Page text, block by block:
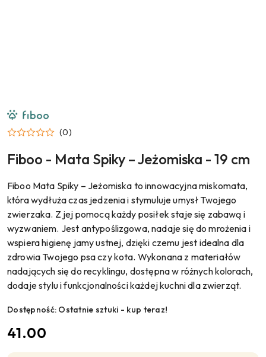
NAZWA
PRODUCENTA:
FIBOO
(0)
Fiboo - Mata Spiky – Jeżomiska - 19 cm
Fiboo Mata Spiky – Jeżomiska to innowacyjna miskomata,
która wydłuża czas jedzenia i stymuluje umysł Twojego
zwierzaka. Z jej pomocą każdy posiłek staje się zabawą i
wyzwaniem. Jest antypoślizgowa, nadaje się do mrożenia i
wspiera higienę jamy ustnej, dzięki czemu jest idealna dla
zdrowia Twojego psa czy kota. Wykonana z materiałów
nadających się do recyklingu, dostępna w różnych kolorach,
dodaje stylu i funkcjonalności każdej kuchni dla zwierząt.
Dostępność: Ostatnie sztuki - kup teraz!
cena:
41.00